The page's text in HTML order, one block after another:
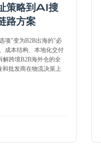
策略到AI搜
路方案
项"变为B2B出海的"必
成本结构、本地化交付
跨境B2B海外仓的全
和批发商在物流决策上